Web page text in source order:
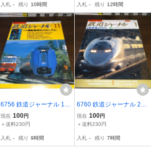
入札 - 残り 10時間
がたり/夜行と昼行 二役の
日南
入札 - 残り 12時間
6756 鉄道ジャーナル 199
8年11月号 特集 運転保安
のメカニズム
現在 100円
＋送料230円
入札 - 残り 9時間
6760 鉄道ジャーナル 200
1年1月号 特集 新幹線200
1 付録あり
現在 100円
＋送料230円
入札 - 残り 7時間